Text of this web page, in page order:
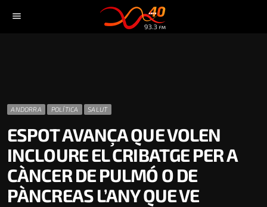
menu
ANDORRA POLÍTICA SALUT
ESPOT AVANÇA QUE VOLEN
INCLOURE EL CRIBATGE PER A
CÀNCER DE PULMÓ O DE
PÀNCREAS L’ANY QUE VE